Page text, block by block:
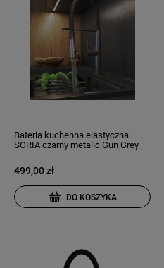
Bateria kuchenna elastyczna
SORIA czarny metalic Gun Grey
499,00 zł
DO KOSZYKA